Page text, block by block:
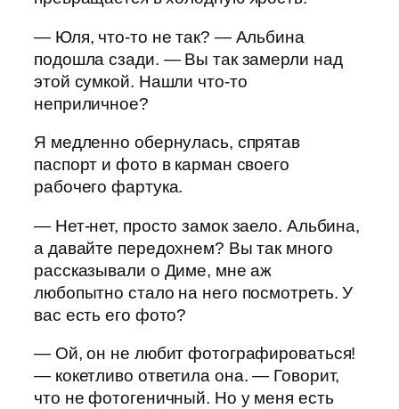
— Юля, что-то не так? — Альбина
подошла сзади. — Вы так замерли над
этой сумкой. Нашли что-то
неприличное?
Я медленно обернулась, спрятав
паспорт и фото в карман своего
рабочего фартука.
— Нет-нет, просто замок заело. Альбина,
а давайте передохнем? Вы так много
рассказывали о Диме, мне аж
любопытно стало на него посмотреть. У
вас есть его фото?
— Ой, он не любит фотографироваться!
— кокетливо ответила она. — Говорит,
что не фотогеничный. Но у меня есть